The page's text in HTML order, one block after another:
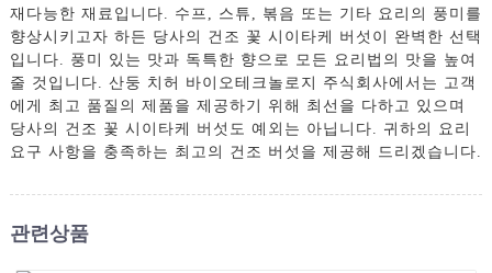
재다능한 재료입니다. 수프, 스튜, 볶음 또는 기타 요리의 풍미를
향상시키고자 하든 당사의 건조 꽃 시이타케 버섯이 완벽한 선택
입니다. 풍미 있는 맛과 독특한 향으로 모든 요리법의 맛을 높여
줄 것입니다. 산둥 치허 바이오테크놀로지 주식회사에서는 고객
에게 최고 품질의 제품을 제공하기 위해 최선을 다하고 있으며
당사의 건조 꽃 시이타케 버섯도 예외는 아닙니다. 귀하의 요리
요구 사항을 충족하는 최고의 건조 버섯을 제공해 드리겠습니다.
관련상품